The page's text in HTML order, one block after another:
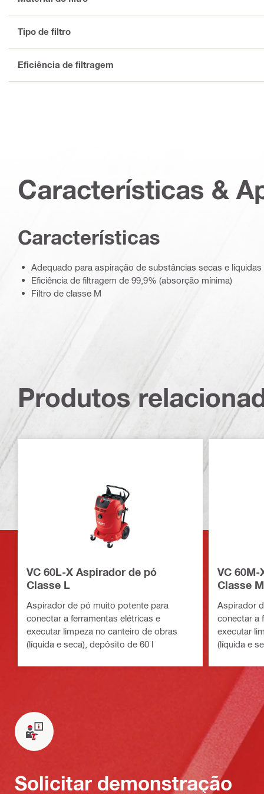
Tipo de filtro
Eficiência de filtragem
Características &
Características
Adequado para aspiração de substâncias secas e líquidas
Eficiência de filtragem de 99,9% (absorção mínima)
Filtro de classe M
Produtos
VC 60L-X Aspirador de pó
Classe L
Aspirador de pó muito potente para
conectar a ferramentas elétricas e
executar limpeza no canteiro de obras
(líquida e seca), depósito de 60 l
VC
Classe M
Aspirador
conectar a
executar
(líquida e
Solicitar demonstração